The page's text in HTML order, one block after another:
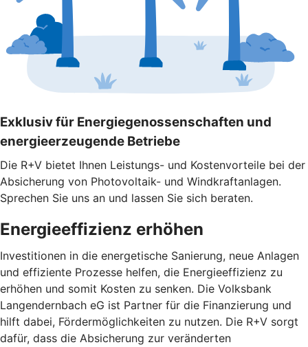
Exklusiv für Energiegenossenschaften und
energieerzeugende Betriebe
Die R+V bietet Ihnen Leistungs- und Kostenvorteile bei der
Absicherung von Photovoltaik- und Windkraftanlagen.
Sprechen Sie uns an und lassen Sie sich beraten.
Energieeffizienz erhöhen
Investitionen in die energetische Sanierung, neue Anlagen
und effiziente Prozesse helfen, die Energieeffizienz zu
erhöhen und somit Kosten zu senken. Die Volksbank
Langendernbach eG ist Partner für die Finanzierung und
hilft dabei, Fördermöglichkeiten zu nutzen. Die R+V sorgt
dafür, dass die Absicherung zur veränderten